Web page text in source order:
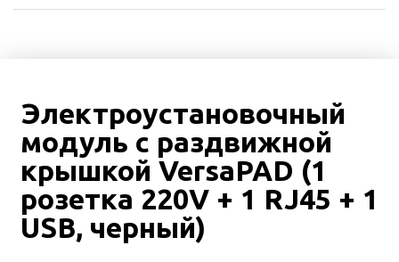
Электроустановочный
модуль с раздвижной
крышкой VersaPAD (1
розетка 220V + 1 RJ45 + 1
USB, черный)